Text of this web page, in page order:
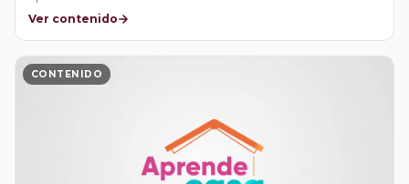
Ver contenido
CONTENIDO